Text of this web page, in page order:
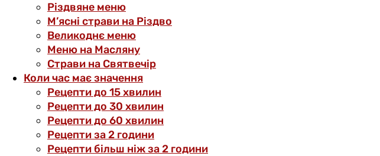
Різдвяне меню
М’ясні страви на Різдво
Великоднє меню
Меню на Масляну
Страви на Святвечір
Коли час має значення
Рецепти до 15 хвилин
Рецепти до 30 хвилин
Рецепти до 60 хвилин
Рецепти за 2 години
Рецепти більш ніж за 2 години